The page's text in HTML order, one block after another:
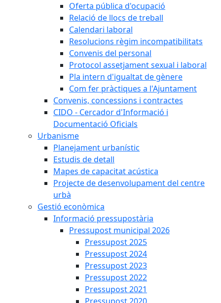
Oferta pública d'ocupació
Relació de llocs de treball
Calendari laboral
Resolucions règim incompatibilitats
Convenis del personal
Protocol assetjament sexual i laboral
Pla intern d'igualtat de gènere
Com fer pràctiques a l'Ajuntament
Convenis, concessions i contractes
CIDO - Cercador d'Informació i
Documentació Oficials
Urbanisme
Planejament urbanístic
Estudis de detall
Mapes de capacitat acústica
Projecte de desenvolupament del centre
urbà
Gestió econòmica
Informació pressupostària
Pressupost municipal 2026
Pressupost 2025
Pressupost 2024
Pressupost 2023
Pressupost 2022
Pressupost 2021